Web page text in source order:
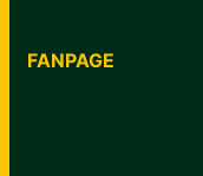
FANPAGE